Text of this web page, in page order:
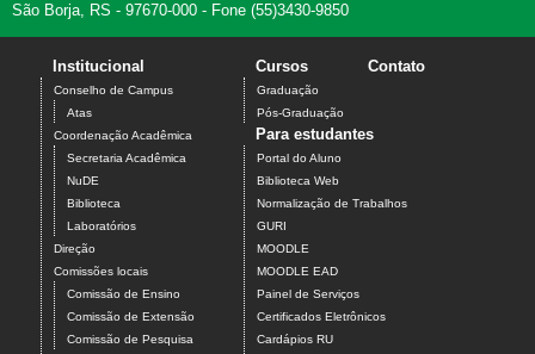
São Borja, RS - 97670-000 - Fone (55)3430-9850
Institucional
Conselho de Campus
Atas
Coordenação Acadêmica
Secretaria Acadêmica
NuDE
Biblioteca
Laboratórios
Direção
Comissões locais
Comissão de Ensino
Comissão de Extensão
Comissão de Pesquisa
Cursos
Graduação
Pós-Graduação
Contato
Para estudantes
Portal do Aluno
Biblioteca Web
Normalização de Trabalhos
GURI
MOODLE
MOODLE EAD
Painel de Serviços
Certificados Eletrônicos
Cardápios RU